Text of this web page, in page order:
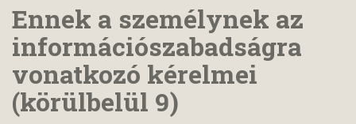
Ennek a személynek az
információszabadságra
vonatkozó kérelmei
(körülbelül 9)